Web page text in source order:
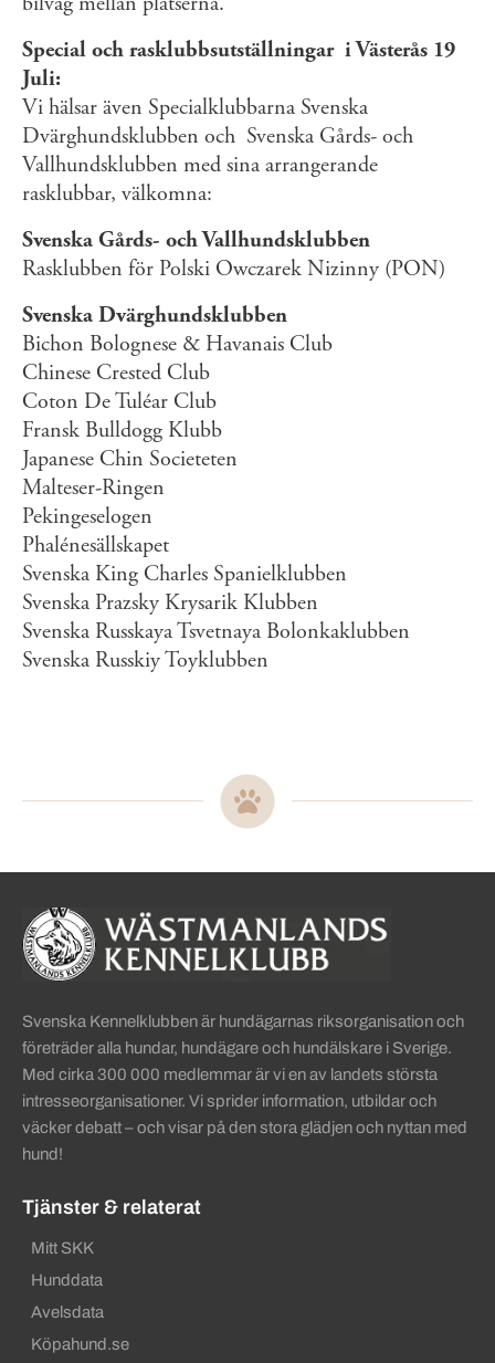
Special och rasklubbsutställningar i Västerås 19
Juli:
Vi hälsar även Specialklubbarna Svenska
Dvärghundsklubben och Svenska Gårds- och
Vallhundsklubben med sina arrangerande
rasklubbar, välkomna:
Svenska Gårds- och Vallhundsklubben
Rasklubben för Polski Owczarek Nizinny (PON)
Svenska Dvärghundsklubben
Bichon Bolognese & Havanais Club
Chinese Crested Club
Coton De Tuléar Club
Fransk Bulldogg Klubb
Japanese Chin Societeten
Malteser-Ringen
Pekingeselogen
Phalénesällskapet
Svenska King Charles Spanielklubben
Svenska Prazsky Krysarik Klubben
Svenska Russkaya Tsvetnaya Bolonkaklubben
Svenska Russkiy Toyklubben
Sidinformation och
Köpa hund startsida
Svenska Kennelklubben är hundägarnas riksorganisation och
företräder alla hundar, hundägare och hundälskare i Sverige.
Med cirka 300 000 medlemmar är vi en av landets största
intresseorganisationer. Vi sprider information, utbildar och
väcker debatt – och visar på den stora glädjen och nyttan med
hund!
Tjänster & relaterat
Mitt SKK
Hunddata
Avelsdata
Köpahund.se